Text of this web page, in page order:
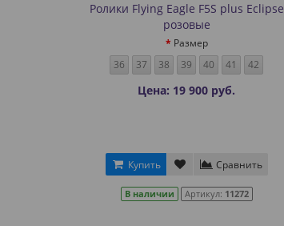
Ролики Flying Eagle F5S plus Eclipse
розовые
Размер
36
37 38 39 40 41 42
Цена: 19 900 руб.
Купить Сравнить
В наличии Артикул: 11272